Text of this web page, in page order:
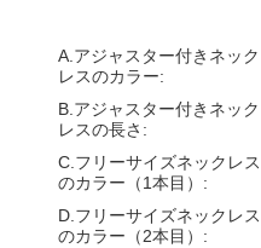
A.アジャスター付きネック
レスのカラー:
B.アジャスター付きネック
レスの長さ:
C.フリーサイズネックレス
のカラー（1本目）:
D.フリーサイズネックレス
のカラー（2本目）: